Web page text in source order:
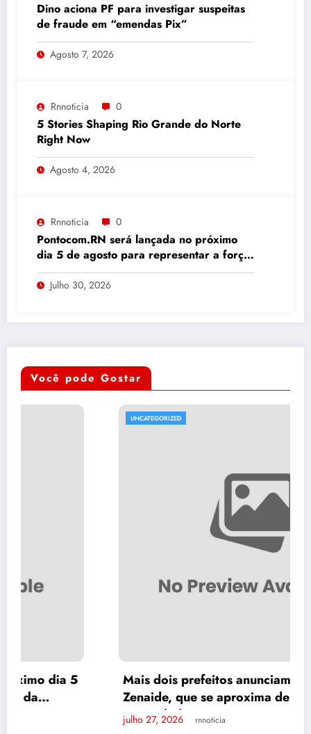
Dino aciona PF para investigar suspeitas
de fraude em “emendas Pix”
Agosto 7, 2026
Rnnoticia 0
5 Stories Shaping Rio Grande do Norte
Right Now
Agosto 4, 2026
Rnnoticia 0
Pontocom.RN será lançada no próximo
dia 5 de agosto para representar a força
da comunicação digital potiguar
Julho 30, 2026
Você pode Gostar
Mais dois prefeitos anunciam apoio a
Zenaide, que se aproxima de 110 gestores
rnnoticia